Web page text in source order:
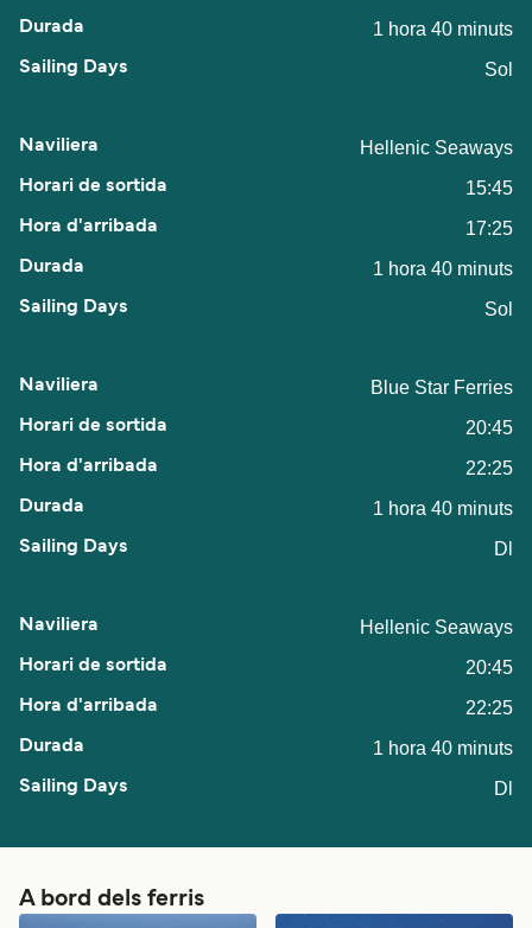
1 hora 40 minuts
Sol
Hellenic Seaways
15:45
17:25
1 hora 40 minuts
Sol
Blue Star Ferries
20:45
22:25
1 hora 40 minuts
Dl
Hellenic Seaways
20:45
22:25
1 hora 40 minuts
Dl
A bord dels ferris